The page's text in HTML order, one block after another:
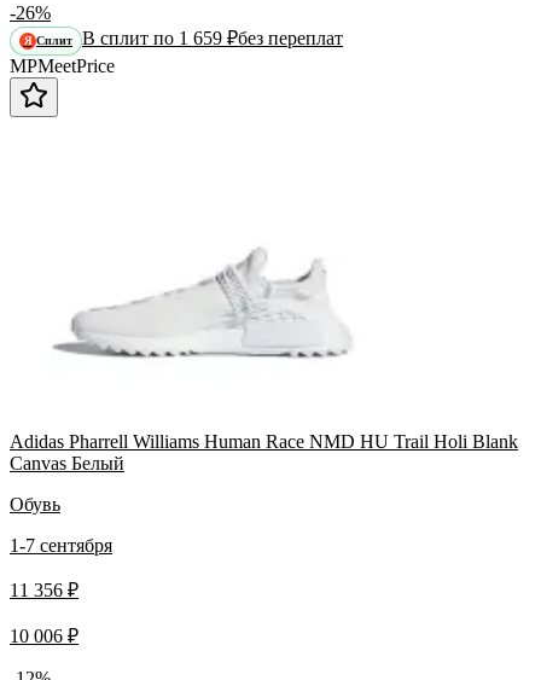
-26%
Я Сплит В сплит по 1 659 ₽без переплат
MPMeetPrice
Adidas Pharrell Williams Human Race NMD HU Trail Holi Blank
Canvas Белый
Обувь
1-7 сентября
11 356 ₽
10 006 ₽